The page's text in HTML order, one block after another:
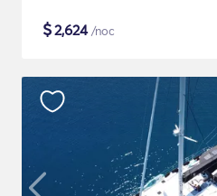
$2,624/noc